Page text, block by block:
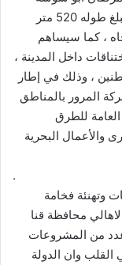
بمحافظة قنا وفتحه أمام حركة المرور وحيث يبلغ طوله 520 متر
/ اتجاه ، كما سيساهم
داخل المدينة ،
، وذلك في إطار
المرور بالمناطق
للطرق
والأعمال البحرية
.
وتهنئة فخامة
محافظة قنا
من المشروعات
القلب وان الدولة